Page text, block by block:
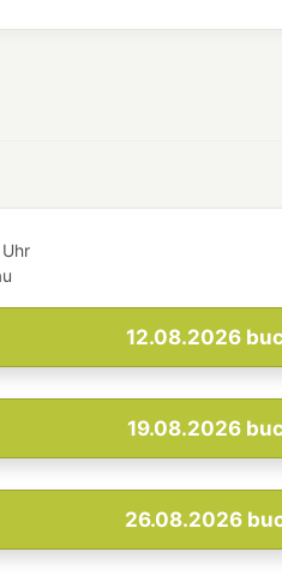
12.08.2026
19.08.2026
26.08.2026